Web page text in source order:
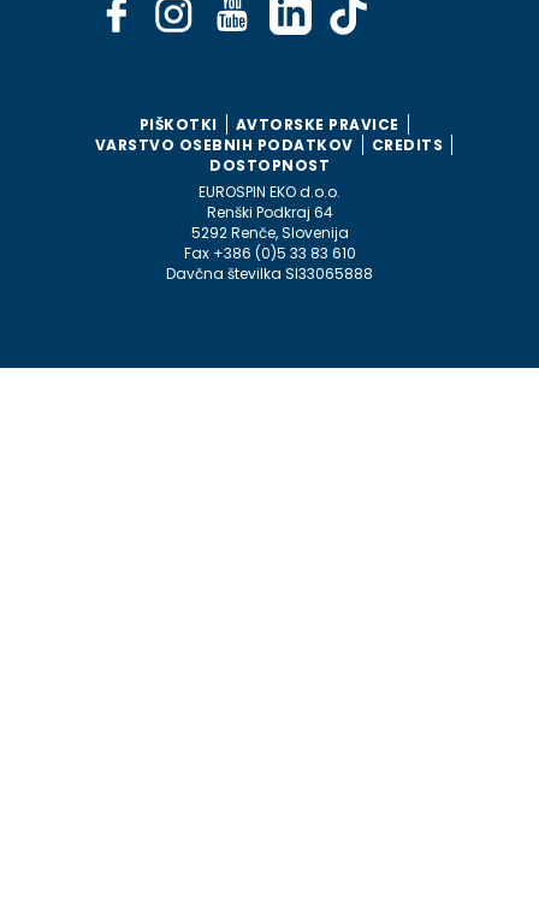
PIŠKOTKI
AVTORSKE PRAVICE
VARSTVO OSEBNIH PODATKOV
CREDITS
DOSTOPNOST
EUROSPIN EKO d.o.o.
Renški Podkraj 64
5292 Renče, Slovenija
Fax +386 (0)5 33 83 610
Davčna številka SI33065888